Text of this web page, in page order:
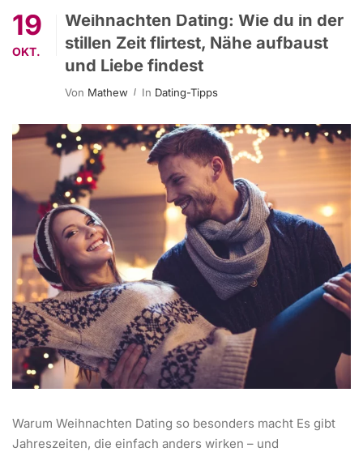
19
OKT.
Weihnachten Dating: Wie du in der
stillen Zeit flirtest, Nähe aufbaust
und Liebe findest
Von Mathew In Dating-Tipps
Warum Weihnachten Dating so besonders macht Es gibt
Jahreszeiten, die einfach anders wirken – und